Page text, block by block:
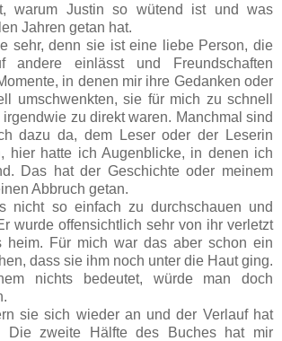
warum Justin so wütend ist und was
Jahren getan hat.
sehr, denn sie ist eine liebe Person, die
andere einlässt und Freundschaften
in denen mir ihre Gedanken oder
umschwenkten, sie für mich zu schnell
zu direkt waren. Manchmal sind
dazu da, dem Leser oder der Leserin
hier hatte ich Augenblicke, in denen ich
Das hat der Geschichte oder meinem
Abbruch getan.
nicht so einfach zu durchschauen und
wurde offensichtlich sehr von ihr verletzt
heim. Für mich war das aber schon ein
dass sie ihm noch unter die Haut ging.
nichts bedeutet, würde man doch
sie sich wieder an und der Verlauf hat
Die zweite Hälfte des Buches hat mir